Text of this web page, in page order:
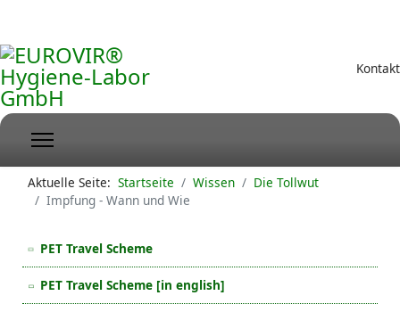
Kontakt
Aktuelle Seite: Startseite Wissen
Die Tollwut
Impfung - Wann und Wie
PET Travel Scheme
PET Travel Scheme [in english]